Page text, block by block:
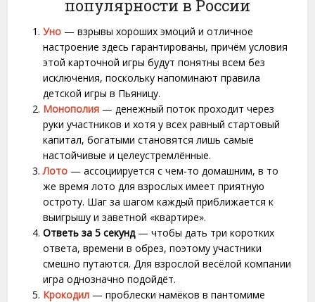
популярности в России
Уно — взрывы хороших эмоций и отличное
настроение здесь гарантированы, причём условия
этой карточной игры будут понятны всем без
исключения, поскольку напоминают правила
детской игры в Пьяницу.
Монополия — денежный поток проходит через
руки участников и хотя у всех равный стартовый
капитал, богатыми становятся лишь самые
настойчивые и целеустремлённые.
Лото — ассоциируется с чем-то домашним, в то
же время лото для взрослых имеет приятную
остроту. Шаг за шагом каждый приближается к
выигрышу и заветной «квартире».
Ответь за 5 секунд — чтобы дать три коротких
ответа, времени в обрез, поэтому участники
смешно путаются. Для взрослой весёлой компании
игра однозначно подойдёт.
Крокодил — проблески намёков в пантомиме